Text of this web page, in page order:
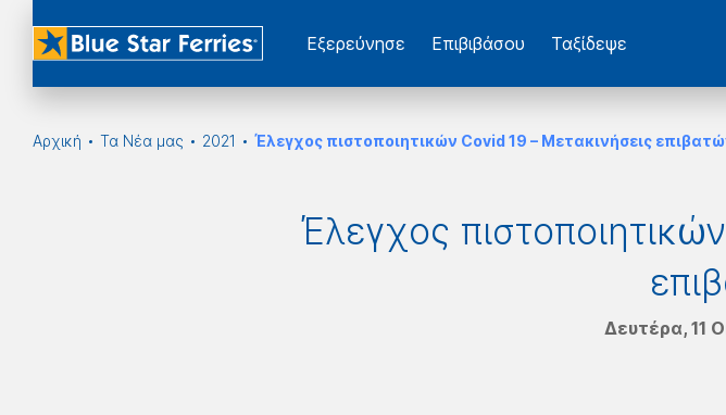
Εξερεύνησε Επιβιβάσου Ταξίδεψε
Αρχική Τα Νέα μας 2021 Έλεγχος πιστοποιητικών Covid 19 – Μετακινήσεις
Έλεγχος
Δευτέρα, 11